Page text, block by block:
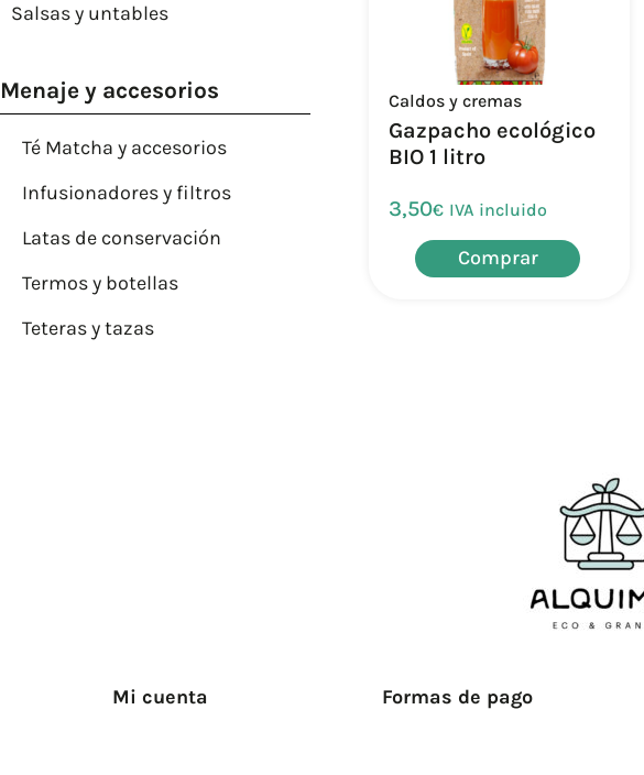
Salsas y untables
Menaje y accesorios
Té Matcha y accesorios
Infusionadores y filtros
Latas de conservación
Termos y botellas
Teteras y tazas
Caldos y cremas
Gazpacho ecológico
BIO 1 litro
3,50€ IVA incluido
Comprar
Mi cuenta Formas de pago